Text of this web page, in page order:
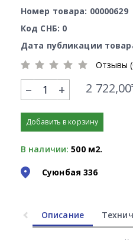
Номер товара: 00000629
Код СНБ: 0
Дата публикации
Отзывы
+ 2
Добавить в корзину
В наличии:500 м2.
Суюнбая 336
Описание